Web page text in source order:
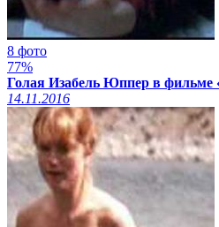
8 фото
77%
Голая Изабель Юппер в фильме
14.11.2016